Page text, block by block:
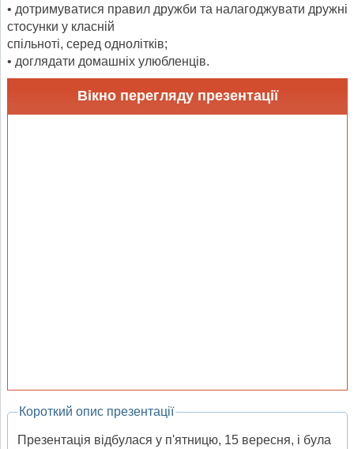
• дотримуватися правил дружби та налагоджувати дружні
стосунки у класній
спільноті, серед однолітків;
• доглядати домашніх улюбленців.
Вікно перегляду презентації
Короткий опис презентації
Презентація відбулася у п'ятницю, 15 вересня, і була